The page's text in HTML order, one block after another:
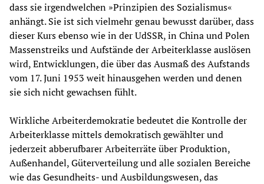
dass sie irgendwelchen »Prinzipien des Sozialismus«
anhängt. Sie ist sich vielmehr genau bewusst darüber, dass
dieser Kurs ebenso wie in der UdSSR, in China und Polen
Massenstreiks und Aufstände der Arbeiterklasse auslösen
wird, Entwicklungen, die über das Ausmaß des Aufstands
vom 17. Juni 1953 weit hinausgehen werden und denen
sie sich nicht gewachsen fühlt.
Wirkliche Arbeiterdemokratie bedeutet die Kontrolle der
Arbeiterklasse mittels demokratisch gewählter und
jederzeit abberufbarer Arbeiterräte über Produktion,
Außenhandel, Güterverteilung und alle sozialen Bereiche
wie das Gesundheits- und Ausbildungswesen, das